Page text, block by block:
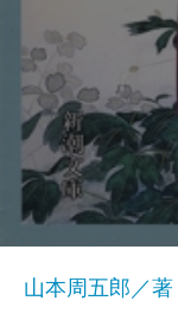
山本周五郎／著